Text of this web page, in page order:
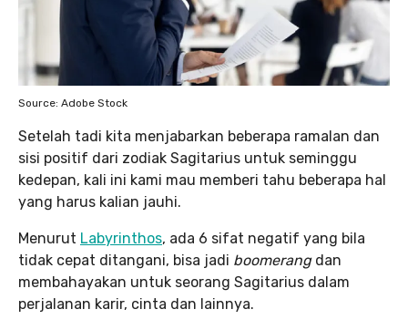
Source: Adobe Stock
Setelah tadi kita menjabarkan beberapa ramalan dan
sisi positif dari zodiak Sagitarius untuk seminggu
kedepan, kali ini kami mau memberi tahu beberapa hal
yang harus kalian jauhi.
Menurut Labyrinthos, ada 6 sifat negatif yang bila
tidak cepat ditangani, bisa jadi boomerangdan
membahayakan untuk seorang Sagitarius dalam
perjalanan karir, cinta dan lainnya.